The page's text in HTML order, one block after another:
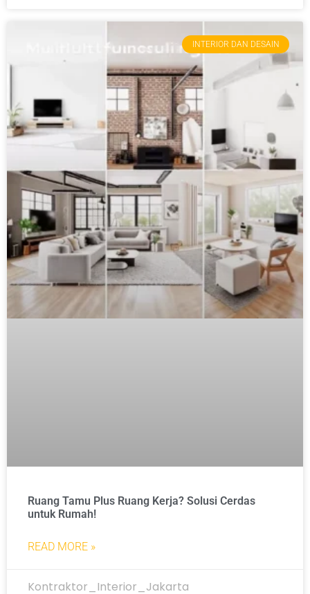
INTERIOR DAN DESAIN
Ruang Tamu Plus Ruang Kerja? Solusi Cerdas
untuk Rumah!
READ MORE »
Kontraktor_Interior_Jakarta